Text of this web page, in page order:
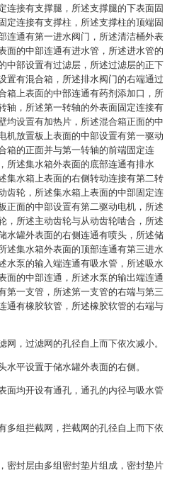
连接有支撑腿，所述支撑腿的下表面固
定连接有支撑柱，所述支撑柱的顶端固
连通有第一进水阀门，所述清洁桶外表
面的中部连通有进水管，所述进水管的
中部设置有过滤层，所述过滤层的正下
置有混合箱，所述排水阀门的右端通过
箱上表面的中部连通有药剂添加口，所
轴，所述第一转轴的外表面固定连接有
均设置有加热片，所述混合箱正面的中
机放置板上表面的中部设置有第一驱动
箱的正面并与第一转轴的前端固定连
所述集水箱外表面的底部连通有排水
集水箱上表面的右侧转动连接有第二转
齿轮，所述集水箱上表面的中部固定连
正面的中部设置有第二驱动电机，所述
，所述主动齿轮与从动齿轮啮合，所述
水罐外表面的右侧连通有喷头，所述储
述集水箱外表面的顶部连通有第三进水
水泵的输入端连通有吸水管，所述吸水
面的中部连通，所述水泵的输出端连通
第一支管，所述第一支管的右端与第三
通有橡胶软管，所述橡胶软管的右端与
，过滤网的孔径自上而下依次减小。
平设置于储水罐外表面的右侧。
面均开设有通孔，通孔的内径与吸水管
多组拦截网，拦截网的孔径自上而下依
密封层由多组密封垫片组成，密封垫片